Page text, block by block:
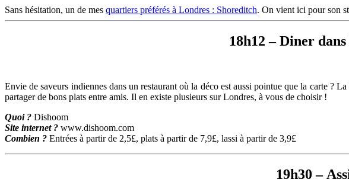
Sans hésitation, un de mes quartiers préférés à Londres : Shoreditch. On vient ici pour son
18h12 – Diner
Envie de saveurs indiennes dans un restaurant où la déco est aussi pointue que la carte ?
partager de bons plats entre amis. Il en existe plusieurs sur Londres, à vous de choisir !
Quoi ? Dishoom
Site internet ? www.dishoom.com
Combien ? Entrées à partir de 2,5£, plats à partir de 7,9£, lassi à partir de 3,9£
19h30 –